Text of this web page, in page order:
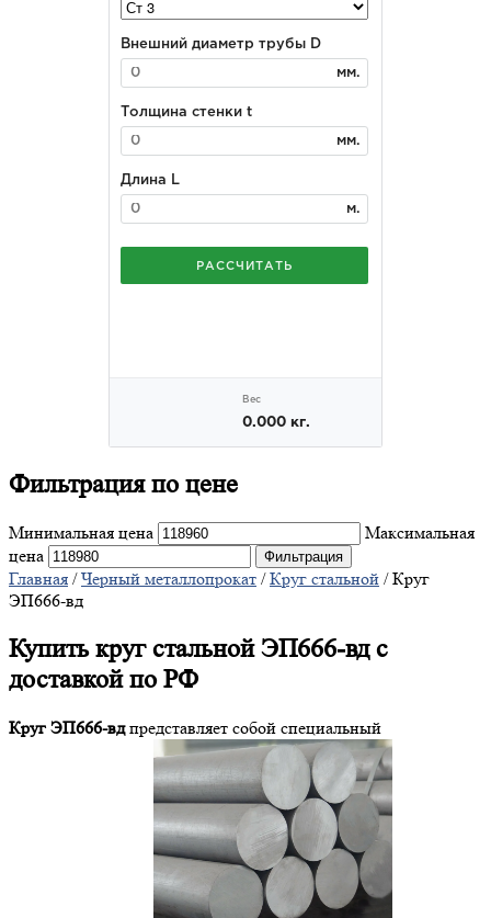
Фильтрацияпо цене
Минимальная цена
Максимальная
цена
Фильтрация
Главная /Черный металлопрокат /Круг стальной / Круг
ЭП666-вд
Купить круг стальной ЭП666-вд с
доставкой по РФ
Круг ЭП666-вдпредставляет собой специальный